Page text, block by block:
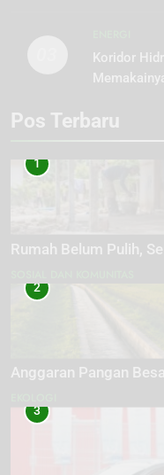
Koridor
Pos Terbaru
1
Rumah Belum Pulih,
2
Anggaran Pangan
3